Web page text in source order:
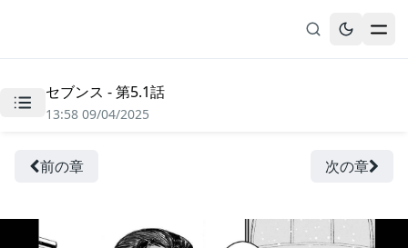
無料漫画
履歴
セブンス - 第5.1話
13:58 09/04/2025
前の章 次の章